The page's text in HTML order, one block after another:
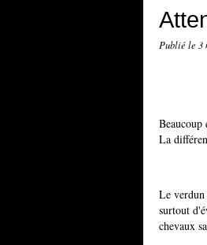
Publié le 3
La
Le
surtout
chevaux